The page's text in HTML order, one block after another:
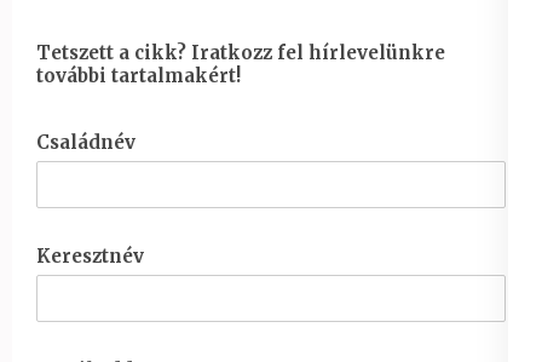
Tetszett a cikk? Iratkozz fel hírlevelünkre
további tartalmakért!
Családnév
Keresztnév